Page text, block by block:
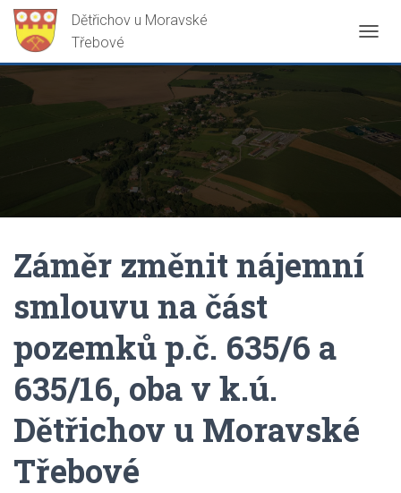
Ř
P
O
T
N
V
Záměr změnit nájemní
smlouvu na část
pozemků p.č. 635/6 a
635/16, oba v k.ú.
Dětřichov u Moravské
Třebové